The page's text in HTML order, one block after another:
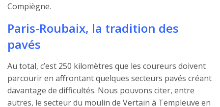
Compiègne.
Paris-Roubaix, la tradition des
pavés
Au total, c’est 250 kilomètres que les coureurs doivent
parcourir en affrontant quelques secteurs pavés créant
davantage de difficultés. Nous pouvons citer, entre
autres, le secteur du moulin de Vertain à Templeuve en